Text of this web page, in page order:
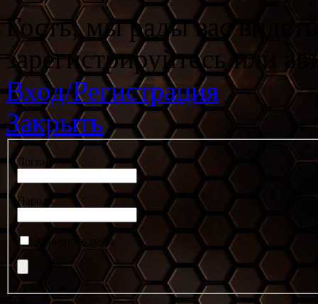
Гость, мы рады вас
зарегистрируйтесь или
Вход/Регистрация
Закрыть
Логин
Пароль
Запомнить меня